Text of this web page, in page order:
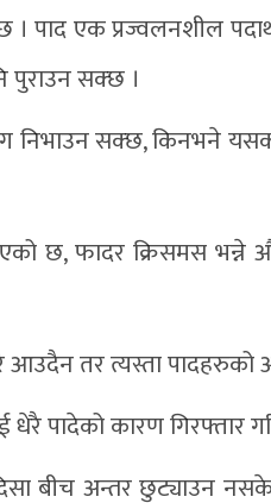
। पाद एक प्रज्वलनशील
पुराउन सक्छ ।
निभाउन सक्छ, किनभने
छ, फादर क्रिसमस
आउदैन तर त्यस्ता
धेरै पादेको कारण गिरफ्तार
बीच अन्तर छुट्याउन